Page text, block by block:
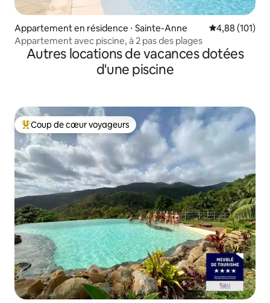
Appartement en résidence ⋅ Sainte-Anne Évaluation
4,88 (101)
Appartement avec piscine, à 2 pas des plages
Autres locations de vacances dotées
d'une piscine
Coups de cœur voyageurs les plus appréciés
Coup de cœur voyageurs